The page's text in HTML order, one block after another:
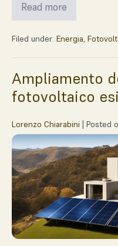
Read more
Filed under: Energia,
Ampliamento
fotovoltaico
Lorenzo Chiarabini Posted